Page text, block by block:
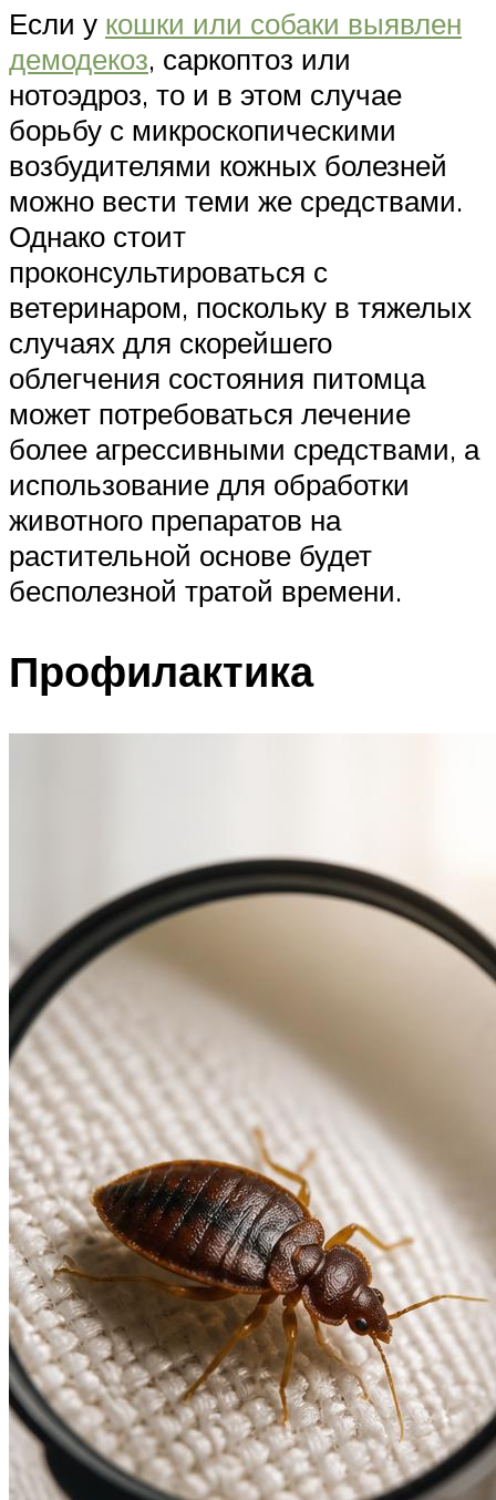
Если у кошки или собаки выявлен
демодекоз, саркоптоз или
нотоэдроз, то и в этом случае
борьбу с микроскопическими
возбудителями кожных болезней
можно вести теми же средствами.
Однако стоит
проконсультироваться с
ветеринаром, поскольку в тяжелых
случаях для скорейшего
облегчения состояния питомца
может потребоваться лечение
более агрессивными средствами, а
использование для обработки
животного препаратов на
растительной основе будет
бесполезной тратой времени.
Профилактика